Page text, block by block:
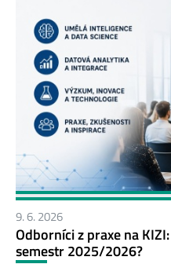
9. 6. 2026
Odborníci z praxe na
semestr 2025/2026?